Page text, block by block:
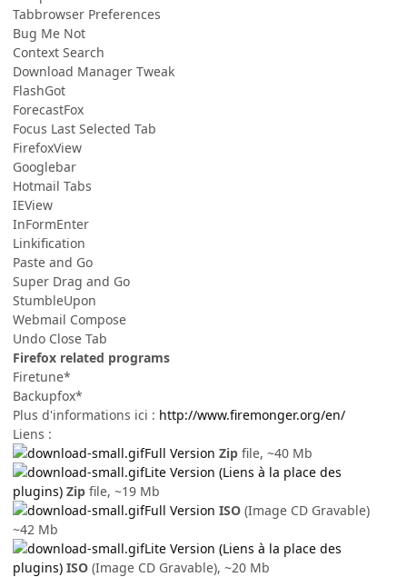
Tabbrowser Preferences
Bug Me Not
Context Search
Download Manager Tweak
FlashGot
ForecastFox
Focus Last Selected Tab
FirefoxView
Googlebar
Hotmail Tabs
IEView
InFormEnter
Linkification
Paste and Go
Super Drag and Go
StumbleUpon
Webmail Compose
Undo Close Tab
Firefox related programs
Firetune*
Backupfox*
Plus d'informations ici : http://www.firemonger.org/en/
Liens :
Full Version Zip file, ~40 Mb
Lite Version (Liens à la place des
plugins) Zip file, ~19 Mb
Full Version ISO (Image CD Gravable)
~42 Mb
Lite Version (Liens à la place des
plugins) ISO (Image CD Gravable), ~20 Mb